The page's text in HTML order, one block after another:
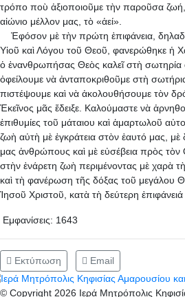
τρόπο ποὺ ἀξιοποιοῦμε τὴν παροῦσα ζωή,
αἰώνιο μέλλον μας, τὸ «ἀεί».
Ἐφόσον μὲ τὴν πρώτη ἐπιφάνεια,
Υἱοῦ καὶ Λό­γου τοῦ Θεοῦ, φανερώθηκε ἡ
ὁ ἐνανθρωπήσας Θεὸς καλεῖ στὴ
ὀφείλουμε νὰ ἀνταποκριθοῦμε στὴ
πιστέψουμε καὶ νὰ ἀκολουθήσουμε τὸν
Ἐκεῖνος μᾶς ἔδειξε. Καλούμαστε νὰ
ἐπιθυμίες τοῦ μάταιου καὶ ἁμαρτωλοῦ
ζωὴ αὐτὴ μὲ ἐγκράτεια στὸν ἑαυτό μας,
μας ἀνθρώπους καὶ μὲ εὐσέβεια πρὸς
στὴν ἐνάρετη ζωὴ περιμένοντας μὲ χαρὰ
καὶ τὴ φανέρωση τῆς δόξας τοῦ μεγάλου
Ἰησοῦ Χριστοῦ, κατὰ τὴ δεύτερη ἐπιφάνειά
Εμφανίσεις: 1643
Εκτύπωση Email
© Copyright 2026 Ιερά Μητρόπολις